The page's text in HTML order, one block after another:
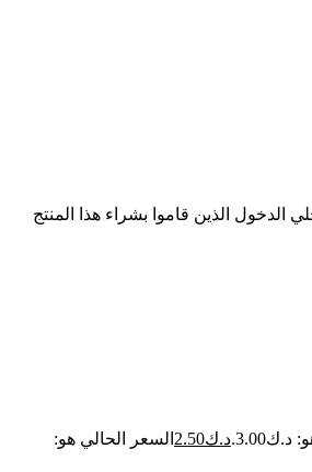
الذين قاموا بشراء هذا المنتج
د.ك2.50 السعر الحالي هو: